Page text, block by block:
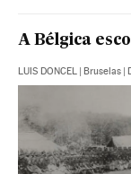
A Bélgica
LUIS DONCEL | Bruselas |